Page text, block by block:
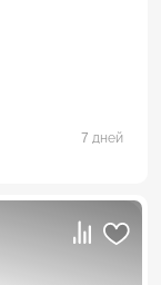
7 дней